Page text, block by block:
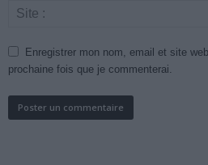
Enregistrer mon nom, email et site
prochaine fois que je commenterai.